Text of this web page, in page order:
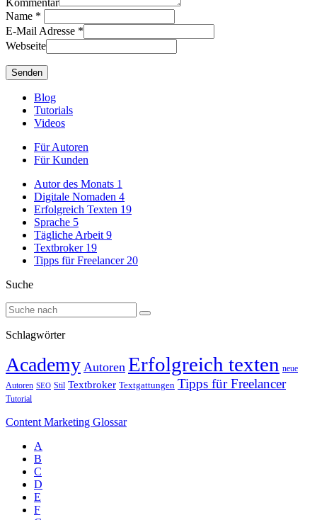
Kommentar
Name *
E-Mail Adresse *
Webseite
Blog
Tutorials
Videos
Für Autoren
Für Kunden
Autor des Monats 1
Digitale Nomaden 4
Erfolgreich Texten 19
Sprache 5
Tägliche Arbeit 9
Textbroker 19
Tipps für Freelancer 20
Suche
Schlagwörter
Academy Autoren Erfolgreich texten neue
Autoren SEO Stil Textbroker Textgattungen Tipps für Freelancer
Tutorial
Content Marketing Glossar
A
B
C
D
E
F